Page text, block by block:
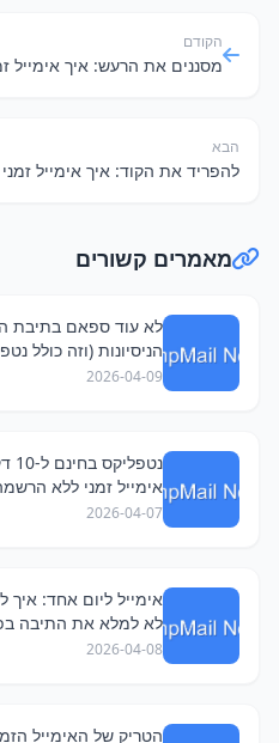
הקודם
הבא
מאמרים קשורים
לא עוד ספאם בתיבת
הניסיונות (וזה כולל
2026-04-09
אימייל זמני ללא
2026-04-07
אימייל ליום אחד:
לא למלא את התיבה
2026-04-08
הטריק של האימייל